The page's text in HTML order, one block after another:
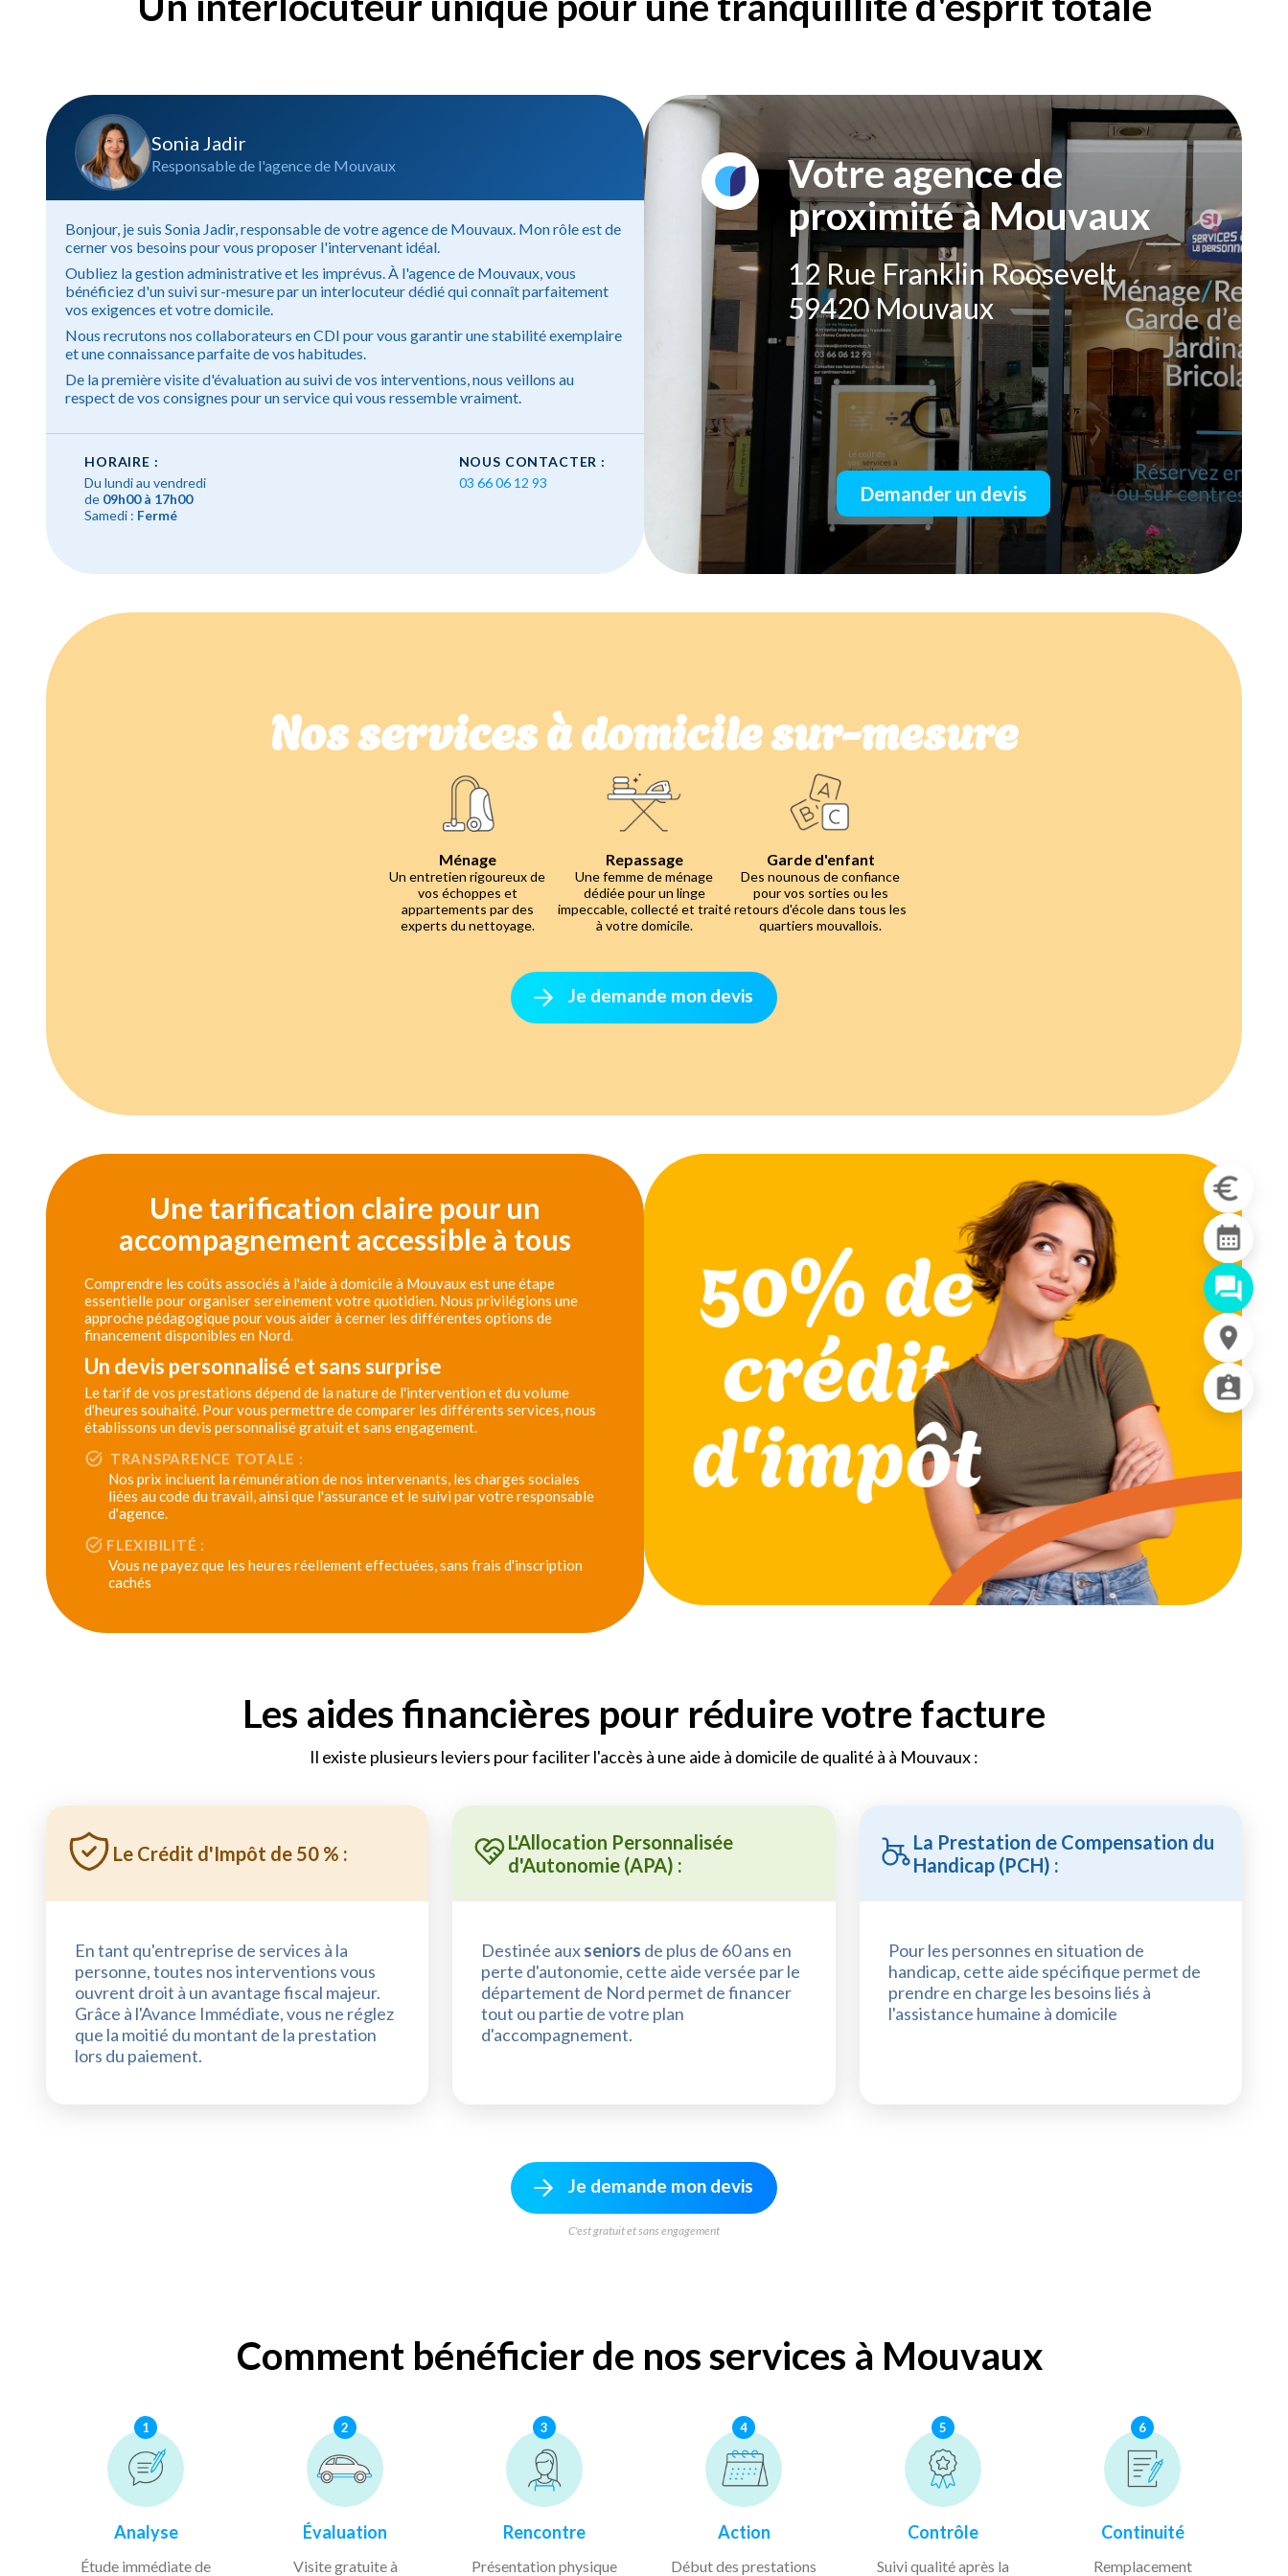
Sonia Jadir
Responsable de l'agence de Mouvaux
Bonjour, je suis Sonia Jadir, responsable de votre agence de Mouvaux. Mon rôle est de
cerner vos besoins pour vous proposer l'intervenant idéal.
Oubliez la gestion administrative et les imprévus. À l'agence de Mouvaux, vous
bénéficiez d'un suivi sur-mesure par un interlocuteur dédié qui connaît parfaitement
vos exigences et votre domicile.
Nous recrutons nos collaborateurs en CDI pour vous garantir une stabilité exemplaire
et une connaissance parfaite de vos habitudes.
De la première visite d'évaluation au suivi de vos interventions, nous veillons au
respect de vos consignes pour un service qui vous ressemble vraiment.
HORAIRE :
Du lundi au vendredi
de 09h00 à 17h00
Samedi : Fermé
NOUS CONTACTER :
03 66 06 12 93
Votre agence de
proximité à Mouvaux
12 Rue Franklin Roosevelt
59420 Mouvaux
Demander un devis
Nos services à domicile sur-mesure
Ménage
Un entretien rigoureux de
vos échoppes et
appartements par des
experts du nettoyage.
Repassage
Une femme de ménage
dédiée pour un linge
impeccable, collecté et traité
à votre domicile.
Garde d'enfant
Des nounous de confiance
pour vos sorties ou les
retours d'école dans tous les
quartiers mouvallois.
Je demande mon devis
Une tarification claire pour un
accompagnement accessible à tous
Comprendre les coûts associés à l'aide à domicile à Mouvaux est une étape
essentielle pour organiser sereinement votre quotidien. Nous privilégions une
approche pédagogique pour vous aider à cerner les différentes options de
financement disponibles en Nord.
Un devis personnalisé et sans surprise
Le tarif de vos prestations dépend de la nature de l'intervention et du volume
d'heures souhaité. Pour vous permettre de comparer les différents services, nous
établissons un devis personnalisé gratuit et sans engagement.
TRANSPARENCE TOTALE :
Nos prix incluent la rémunération de nos intervenants, les charges sociales
liées au code du travail, ainsi que l'assurance et le suivi par votre responsable
d'agence.
FLEXIBILITÉ :
Vous ne payez que les heures réellement effectuées, sans frais d'inscription
cachés
Les aides financières pour réduire votre facture
Il existe plusieurs leviers pour faciliter l'accès à une aide à domicile de qualité à à Mouvaux :
Le Crédit d'Impôt de 50 % :
En tant qu'entreprise de services à la
personne, toutes nos interventions vous
ouvrent droit à un avantage fiscal majeur.
Grâce à l'Avance Immédiate, vous ne réglez
que la moitié du montant de la prestation
lors du paiement.
L'Allocation Personnalisée
d'Autonomie (APA) :
Destinée auxseniors de plus de 60 ans en
perte d'autonomie, cette aide versée par le
département de Nord permet de financer
tout ou partie de votre plan
d'accompagnement.
La Prestation de Compensation du
Handicap (PCH) :
Pour les personnes en situation de
handicap, cette aide spécifique permet de
prendre en charge les besoins liés à
l'assistance humaine à domicile
Je demande mon devis
C'est gratuit et sans engagement
Comment bénéficier de nos services à Mouvaux
1
Analyse
Étude immédiate de
2
Évaluation
Visite gratuite à
3
Rencontre
Présentation physique
4
Action
Début des prestations
5
Contrôle
Suivi qualité après la
6
Continuité
Remplacement